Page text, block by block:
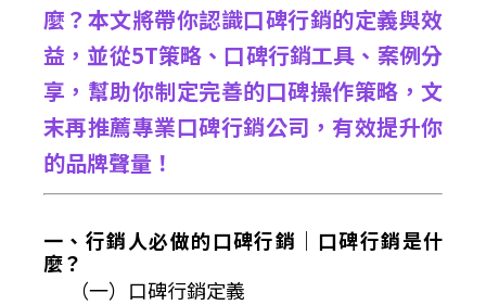
麼？本文將帶你認識口碑行銷的定義與效
益，並從5T策略、口碑行銷工具、案例分
享，幫助你制定完善的口碑操作策略，文
末再推薦專業口碑行銷公司，有效提升你
的品牌聲量！
一、行銷人必做的口碑行銷｜口碑行銷是什
麼？
（一）口碑行銷定義